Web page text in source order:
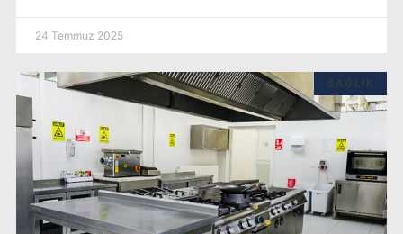
24 Temmuz 2025
SAĞLIK